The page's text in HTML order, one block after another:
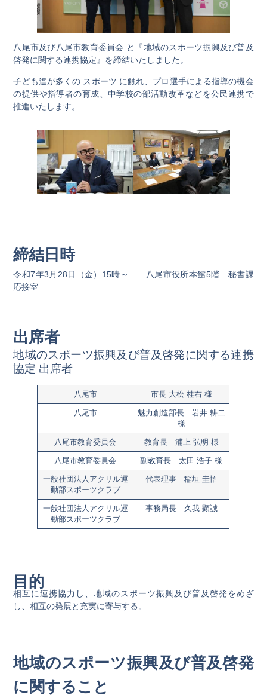
八尾市及び八尾市教育委員会 と『地域のスポーツ振興及び普及
啓発に関する連携協定』を締結いたしました。
子ども達が多くの スポーツ に触れ、プロ選手による指導の機会
の提供や指導者の育成、中学校の部活動改革などを公民連携で
推進いたします。
締結日時
令和7年3月28日（金）15時～ 八尾市役所本館5階 秘書課
応接室
出席者
地域のスポーツ振興及び普及啓発に関する連携
協定 出席者
八尾市 市長 大松 桂右 様
八尾市
魅力創造部長 岩井 耕二
様
八尾市教育委員会 教育長 浦上 弘明 様
八尾市教育委員会 副教育長 太田 浩子 様
一般社団法人アクリル運
動部スポーツクラブ
代表理事 稲垣 圭悟
一般社団法人アクリル運
動部スポーツクラブ
事務局長 久我 顕誠
目的
相互に連携協力し、地域のスポーツ振興及び普及啓発をめざ
し、相互の発展と充実に寄与する。
地域のスポーツ振興及び普及啓発
に関すること